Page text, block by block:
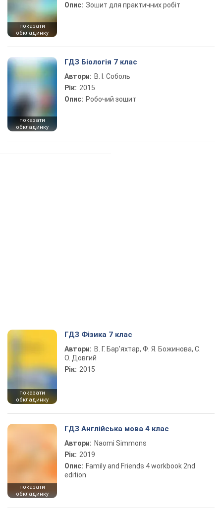
показати
обкладинку
Опис: Зошит для практичних робіт
показати
обкладинку
ГДЗ Біологія 7 клас
Автори: В. І. Соболь
Рік: 2015
Опис: Робочий зошит
показати
обкладинку
ГДЗ Фізика 7 клас
Автори: В. Г. Бар’яхтар, Ф. Я. Божинова, С.
О. Довгий
Рік: 2015
показати
обкладинку
ГДЗ Англійська мова 4 клас
Автори: Naomi Simmons
Рік: 2019
Опис: Family and Friends 4 workbook 2nd
edition